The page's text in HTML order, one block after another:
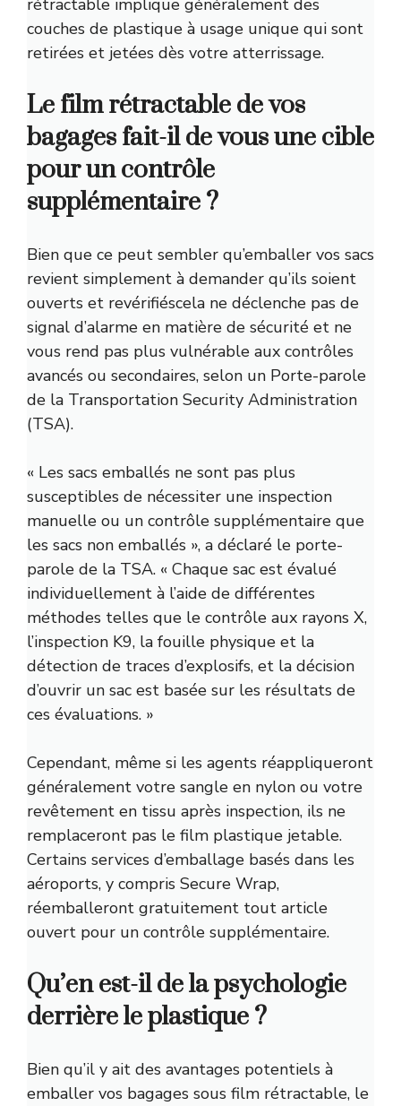
rétractable implique généralement des
couches de plastique à usage unique qui sont
retirées et jetées dès votre atterrissage.
Le film rétractable de vos
bagages fait-il de vous une cible
pour un contrôle
supplémentaire ?
Bien que ce peut sembler qu’emballer vos sacs
revient simplement à demander qu’ils soient
ouverts et revérifiéscela ne déclenche pas de
signal d’alarme en matière de sécurité et ne
vous rend pas plus vulnérable aux contrôles
avancés ou secondaires, selon un Porte-parole
de la Transportation Security Administration
(TSA).
« Les sacs emballés ne sont pas plus
susceptibles de nécessiter une inspection
manuelle ou un contrôle supplémentaire que
les sacs non emballés », a déclaré le porte-
parole de la TSA. « Chaque sac est évalué
individuellement à l’aide de différentes
méthodes telles que le contrôle aux rayons X,
l’inspection K9, la fouille physique et la
détection de traces d’explosifs, et la décision
d’ouvrir un sac est basée sur les résultats de
ces évaluations. »
Cependant, même si les agents réappliqueront
généralement votre sangle en nylon ou votre
revêtement en tissu après inspection, ils ne
remplaceront pas le film plastique jetable.
Certains services d’emballage basés dans les
aéroports, y compris Secure Wrap,
réemballeront gratuitement tout article
ouvert pour un contrôle supplémentaire.
Qu’en est-il de la psychologie
derrière le plastique ?
Bien qu’il y ait des avantages potentiels à
emballer vos bagages sous film rétractable, le